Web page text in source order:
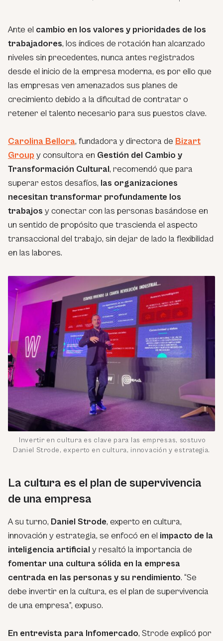
Ante el cambio en los valores y prioridades de los
trabajadores, los índices de rotación han alcanzado
niveles sin precedentes, nunca antes registrados
desde el inicio de la empresa moderna, es por ello que
las empresas ven amenazados sus planes de
crecimiento debido a la dificultad de contratar o
retener el talento necesario para sus puestos clave.
Carolina Bellora, fundadora y directora de Bizart
Group y consultora en Gestión del Cambio y
Transformación Cultural, recomendó que para
superar estos desafíos, las organizaciones
necesitan transformar profundamente los
trabajos y conectar con las personas basándose en
un sentido de propósito que trascienda el aspecto
transaccional del trabajo, sin dejar de lado la flexibilidad
en las labores.
Invertir en cultura es clave para las empresas, sostuvo
Daniel Strode, experto en cultura, innovación y estrategia.
La cultura es el plan de supervivencia
de una empresa
A su turno, Daniel Strode, experto en cultura,
innovación y estrategia, se enfocó en el impacto de la
inteligencia artificial y resaltó la importancia de
fomentar una cultura sólida en la empresa
centrada en las personas y su rendimiento. “Se
debe invertir en la cultura, es el plan de supervivencia
de una empresa”, expuso.
En entrevista para Infomercado, Strode explicó por